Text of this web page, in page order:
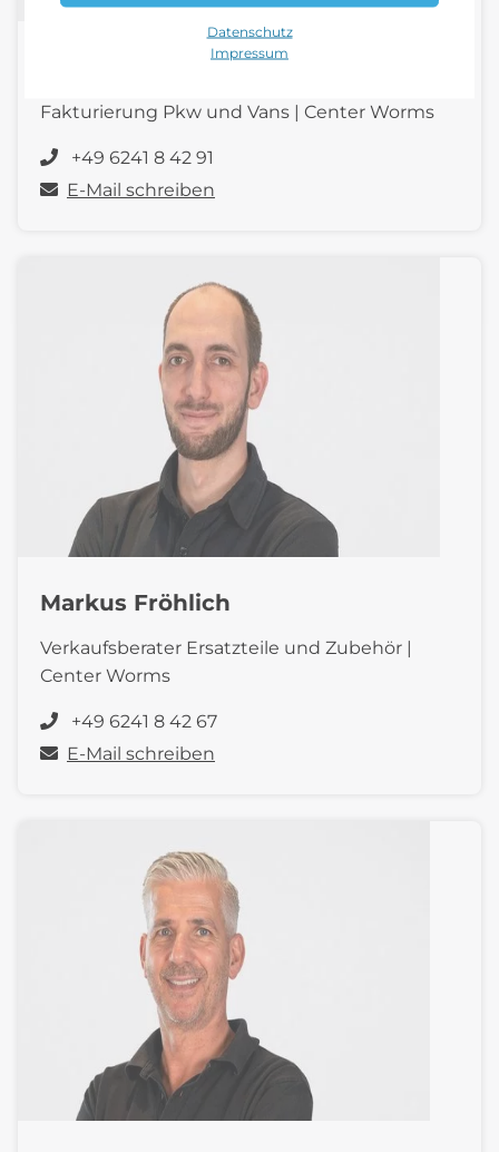
Datenschutz
Impressum
Frank Fellmann
Fakturierung Pkw und Vans | Center Worms
+49 6241 8 42 91
E-Mail schreiben
Markus Fröhlich
Verkaufsberater Ersatzteile und Zubehör |
Center Worms
+49 6241 8 42 67
E-Mail schreiben